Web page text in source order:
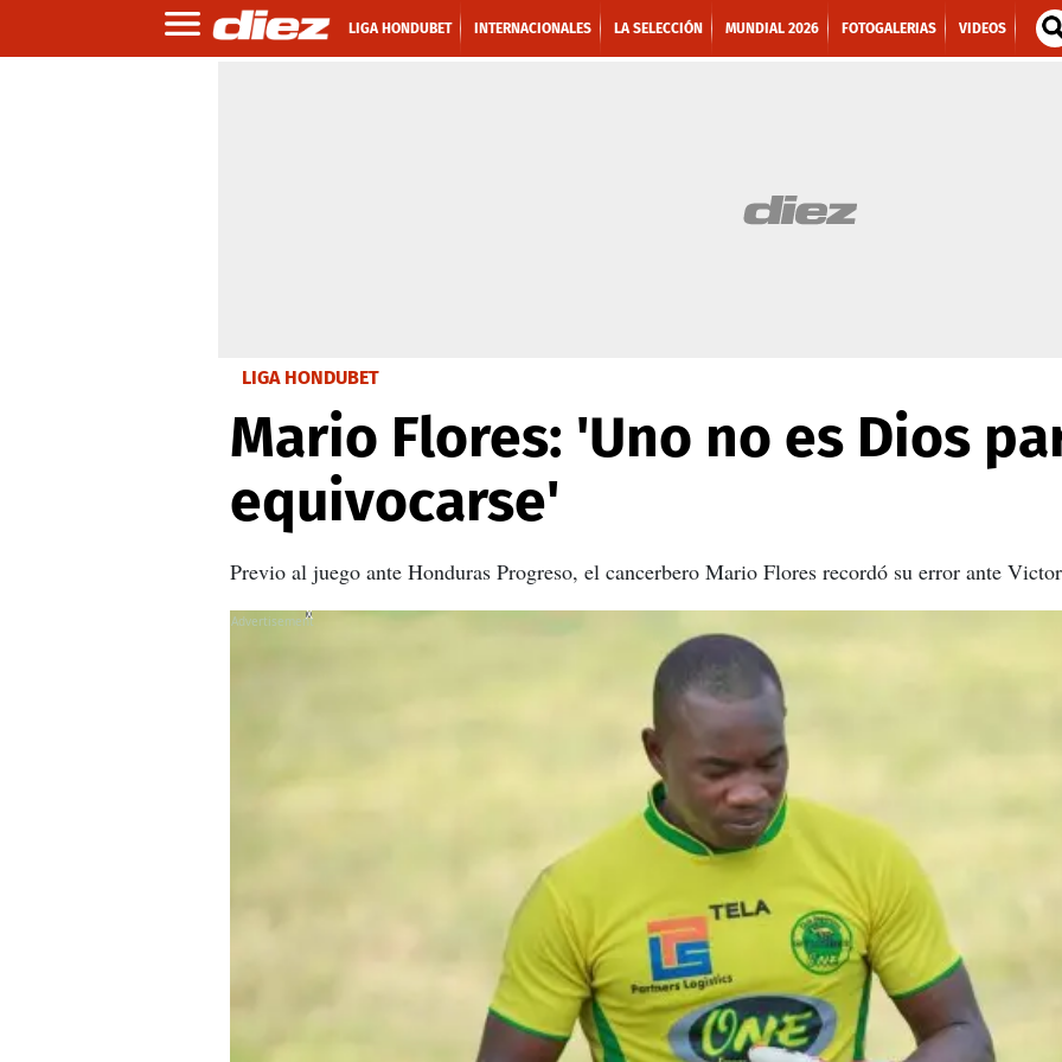
LIGA HONDUBET INTERNACIONALES LA SELECCIÓN MUNDIAL 2026 FOTOGALERIAS VIDEOS
LIGA HONDUBET
Mario Flores: 'Uno no es Dios
equivocarse'
Previo al juego ante Honduras Progreso, el cancerbero Mario Flores recordó su error ante
X